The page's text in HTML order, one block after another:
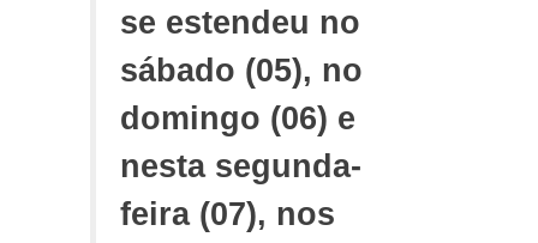
se estendeu no
sábado (05), no
domingo (06) e
nesta segunda-
feira (07), nos